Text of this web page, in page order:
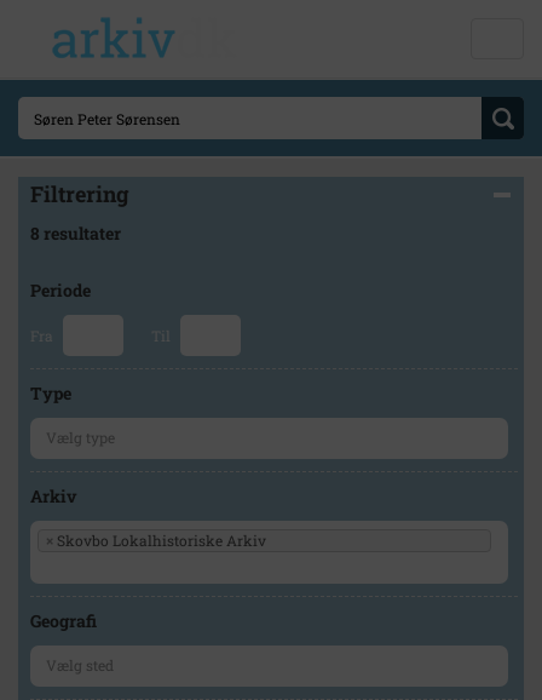
Filtrering
8 resultater
Periode
Fra Til
Type
Arkiv
× Skovbo Lokalhistoriske Arkiv
Geografi